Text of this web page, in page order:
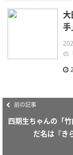
手
の
前の記事
四期生ちゃんの「
だ名は『き